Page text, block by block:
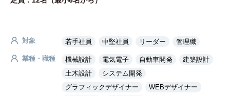
対象 若手社員 中堅社員 リーダー 管理職
業種・職種 機械設計 電気電子 自動車開発
建築設計
土木設計
システム開発
グラフィックデザイナー
WEBデザイナー